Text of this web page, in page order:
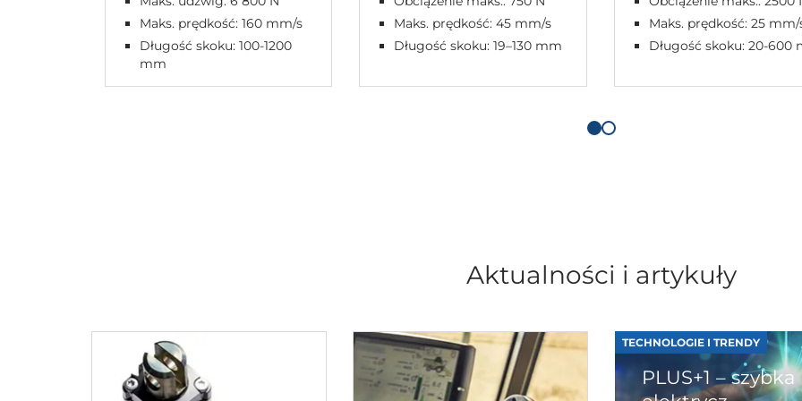
Maks. prędkość: 160 mm/s
Długość skoku: 100-1200
mm
Maks. prędkość: 45 mm/s
Długość skoku: 19–130 mm
Maks. prędkość: 25 mm/
Długość skoku: 20-600
Aktualności i artykuły
TECHNOLOGIE I TRENDY
PLUS+1 –